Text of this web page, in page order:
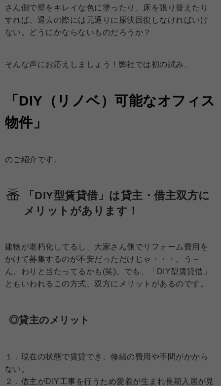
さん側で壁をキレイな色に塗ったり、床を張り替えたり
すれば、退去の際には元通りに原状回復しなければいけ
ない。どうにかならないものだろうか？
そんな声にお応えしましょう！弊社では初の試み、
「DIY（リノベ）可能なオフィス
物件」
のご紹介です。
「DIY型賃貸借」は貸主・借主双方に
メリットがあります！
建物が老朽化してるし、大家さん側でリフォーム費用を
かけて募集するのが不安だっただけじゃ・・・。う～
ん、わりと当たってるかも(笑)。でも、「DIY型賃貸借」
ともいわれるこの方式、双方にメリットがあるのです。
◎貸主のメリット
１．現在の状態で賃貸でき、修繕の費用や手間がかから
ない。
２．借主がDIY工事を行うため愛着が生まれ長期入居が見